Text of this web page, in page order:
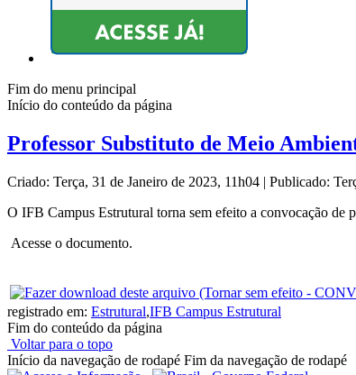
Fim do menu principal
Início do conteúdo da página
Professor Substituto de Meio
Criado: Terça, 31 de Janeiro de 2023, 11h04 | Publicado:
O IFB Campus Estrutural torna sem efeito a convocação
Acesse o documento.
registrado em: Estrutural,IFB Campus Estrutural
Fim do conteúdo da página
Voltar para o topo
Início da navegação de rodapé Fim da navegação de rodapé